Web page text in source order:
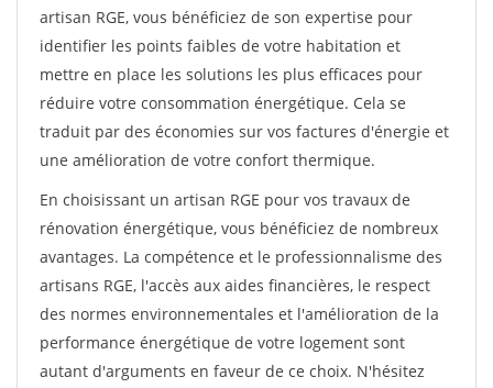
artisan RGE, vous bénéficiez de son expertise pour
identifier les points faibles de votre habitation et
mettre en place les solutions les plus efficaces pour
réduire votre consommation énergétique. Cela se
traduit par des économies sur vos factures d'énergie et
une amélioration de votre confort thermique.
En choisissant un artisan RGE pour vos travaux de
rénovation énergétique, vous bénéficiez de nombreux
avantages. La compétence et le professionnalisme des
artisans RGE, l'accès aux aides financières, le respect
des normes environnementales et l'amélioration de la
performance énergétique de votre logement sont
autant d'arguments en faveur de ce choix. N'hésitez